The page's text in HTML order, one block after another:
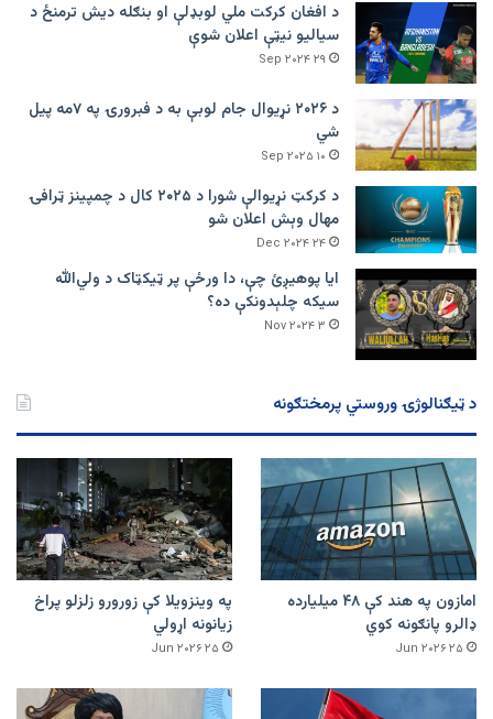
د افغان کرکت ملي لوبډلې او بنګله دیش ترمنځ د
سیالیو نیټې اعلان شوې
۲۹ Sep ۲۰۲۴
د ۲۰۲۶ نړیوال جام لوبې به د فبرورۍ په ۷مه پیل
شي
۱۰ Sep ۲۰۲۵
د کرکټ نړیوالې شورا د ۲۰۲۵ کال د چمپینز ټرافۍ
مهال وېش اعلان شو
۲۴ Dec ۲۰۲۴
ایا پوهیږئ چې، دا ورځې پر ټيکټاک د ولي‌الله
سیکه چلېدونکې ده؟
۳ Nov ۲۰۲۴
د ټیګنالوژۍ وروستي پرمختګونه
امازون په هند کې ۴۸ میلیارده
ډالرو پانګونه کوي
۲۵ Jun ۲۰۲۶
په وینزویلا کې زورورو زلزلو پراخ
زیانونه اړولي
۲۵ Jun ۲۰۲۶